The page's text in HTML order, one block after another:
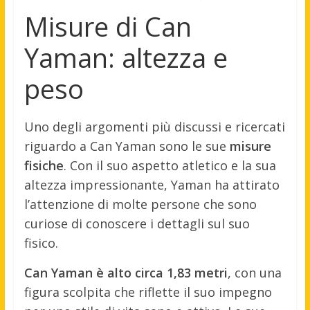
Misure di Can
Yaman: altezza e
peso
Uno degli argomenti più discussi e ricercati
riguardo a Can Yaman sono le sue misure
fisiche. Con il suo aspetto atletico e la sua
altezza impressionante, Yaman ha attirato
l’attenzione di molte persone che sono
curiose di conoscere i dettagli sul suo
fisico.
Can Yaman è alto circa 1,83 metri, con una
figura scolpita che riflette il suo impegno